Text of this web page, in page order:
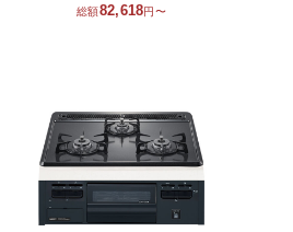
総額82,618円〜